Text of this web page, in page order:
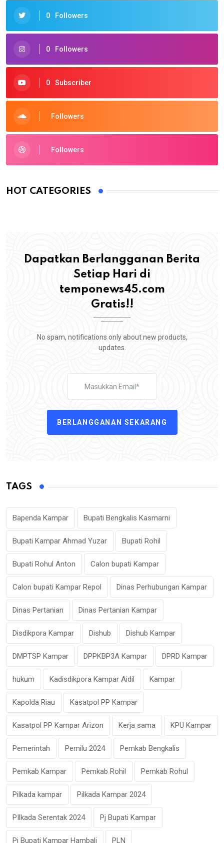
0 Followers
0 Followers
0 Subscriber
Followers
Followers
HOT CATEGORIES
Dapatkan Berlangganan Berita
Setiap Hari di
temponews45.com
Gratis!!
No spam, notifications only about new products,
updates.
BERLANGGANAN SEKARANG
TAGS
Bapenda Kampar Bupati Bengkalis Kasmarni
Bupati Kampar Ahmad Yuzar Bupati Rohil
Bupati Rohul Anton Calon bupati Kampar
Calon bupati Kampar Repol Dinas Perhubungan Kampar
Dinas Pertanian Dinas Pertanian Kampar
Disdikpora Kampar Dishub Dishub Kampar
DMPTSP Kampar DPPKBP3A Kampar DPRD Kampar
hukum Kadisdikpora Kampar Aidil Kampar
Kapolda Riau Kasatpol PP Kampar
Kasatpol PP Kampar Arizon Kerja sama KPU Kampar
Pemerintah Pemilu 2024 Pemkab Bengkalis
Pemkab Kampar Pemkab Rohil Pemkab Rohul
Pilkada kampar Pilkada Kampar 2024
PIlkada Serentak 2024 Pj Bupati Kampar
Pj Bupati Kampar Hambali PLN